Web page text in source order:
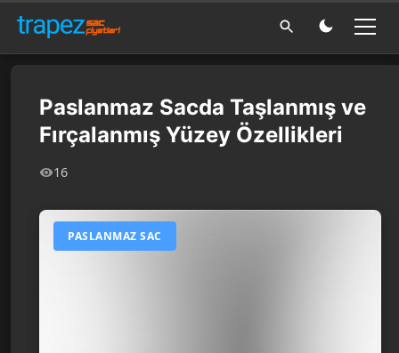
Paslanmaz Sacda Taşlanmış ve
Fırçalanmış Yüzey Özellikleri
16
PASLANMAZ SAC